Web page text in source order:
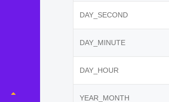
DAY_SECOND
DAY_MINUTE
DAY_HOUR
YEAR_MONTH